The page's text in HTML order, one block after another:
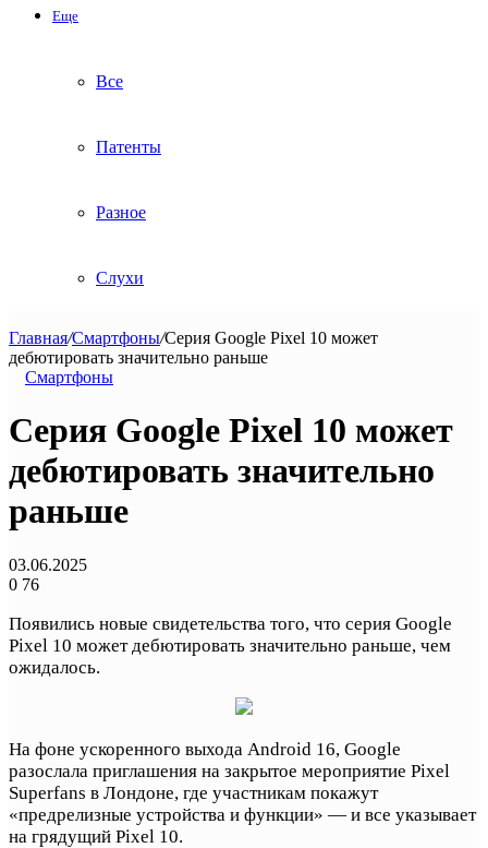
Еще
Все
Патенты
Разное
Слухи
Главная/Смартфоны/Серия Google Pixel 10 может
дебютировать значительно раньше
Смартфоны
Серия Google Pixel 10 может
дебютировать значительно
раньше
03.06.2025
0 76
Появились новые свидетельства того, что серия Google
Pixel 10 может дебютировать значительно раньше, чем
ожидалось.
На фоне ускоренного выхода Android 16, Google
разослала приглашения на закрытое мероприятие Pixel
Superfans в Лондоне, где участникам покажут
«предрелизные устройства и функции» — и все указывает
на грядущий Pixel 10.